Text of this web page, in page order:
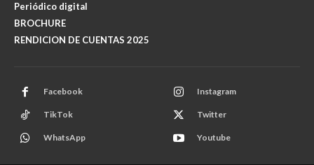
Periódico digital
BROCHURE
RENDICION DE CUENTAS 2025
Facebook Instagram
TikTok Twitter
WhatsApp Youtube